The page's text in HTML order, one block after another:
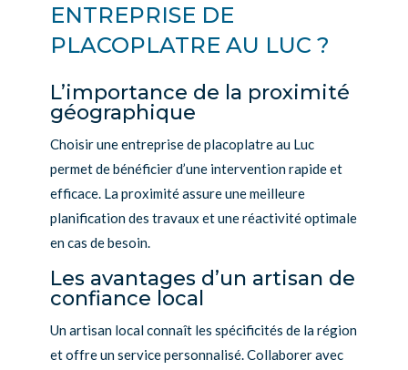
ENTREPRISE DE
PLACOPLATRE AU LUC ?
L’importance de la proximité
géographique
Choisir une entreprise de placoplatre au Luc
permet de bénéficier d’une intervention rapide et
efficace. La proximité assure une meilleure
planification des travaux et une réactivité optimale
en cas de besoin.
Les avantages d’un artisan de
confiance local
Un artisan local connaît les spécificités de la région
et offre un service personnalisé. Collaborer avec